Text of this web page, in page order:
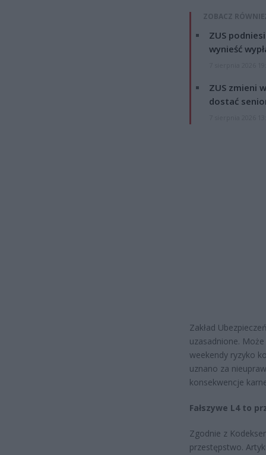
ZOBACZ
ZUS
wynieść
ZUS zmieni
dostać
Zakład
uzasadnione.
weekendy ryzyko
uznano za
konsekwencje
Fałszywe L4 to
Zgodnie z
przestępstwo.